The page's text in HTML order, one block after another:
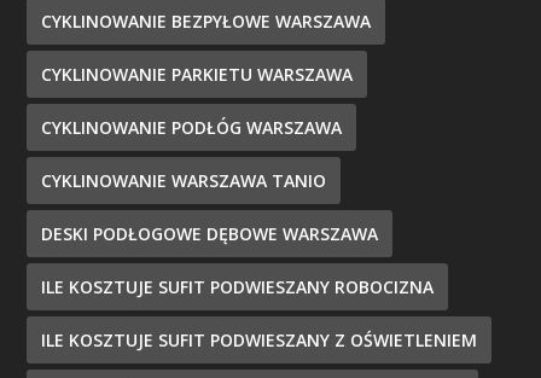
CYKLINOWANIE BEZPYŁOWE WARSZAWA
CYKLINOWANIE PARKIETU WARSZAWA
CYKLINOWANIE PODŁÓG WARSZAWA
CYKLINOWANIE WARSZAWA TANIO
DESKI PODŁOGOWE DĘBOWE WARSZAWA
ILE KOSZTUJE SUFIT PODWIESZANY ROBOCIZNA
ILE KOSZTUJE SUFIT PODWIESZANY Z OŚWIETLENIEM